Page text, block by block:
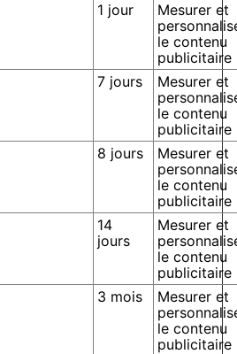
1 jour
Mesurer et
le contenu
publicitaire
7 jours
Mesurer et
le contenu
publicitaire
8 jours
Mesurer et
le contenu
publicitaire
14
jours
Mesurer et
le contenu
publicitaire
3 mois
Mesurer et
le contenu
publicitaire